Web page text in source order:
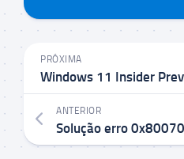
PRÓXIMA
ANTERIOR